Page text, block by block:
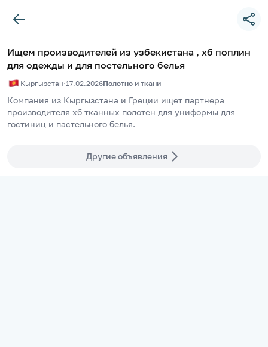
Ищем производителей из узбекистана , хб поплин
для одежды и для постельного белья
Кыргызстан·17.02.2026Полотно и ткани
Компания из Кыргызстана и Греции ищет партнера
производителя хб тканных полотен для униформы для
гостиниц и пастельного белья.
Другие объявления